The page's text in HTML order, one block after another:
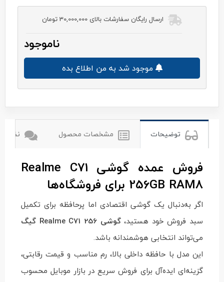
ارسال رایگان سفارشات بالای 30,000,000 تومان
ناموجود
توضیحات مشخصات محصول نظرات
فروش عمده گوشی Realme C71
256GB RAM8 برای فروشگاه‌ها
اگر به‌دنبال یک گوشی اقتصادی اما پرحافظه برای تکمیل
سبد فروش خود هستید،گوشی Realme C71 256 گیگ
می‌تواند انتخابی هوشمندانه باشد.
این مدل با حافظه داخلی بالا، رم مناسب و قیمت رقابتی،
گزینه‌ای ایده‌آل برای فروش سریع در بازار موبایل محسوب